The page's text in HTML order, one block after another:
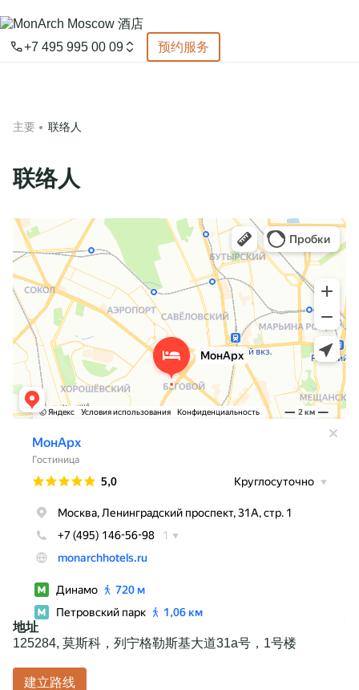
+7 495 995 00 09 预约服务
房间
服务
活动和会议
关于我们
宠物友好
联络人
+7 495 995 00 09
reservations@monarchhotels.ru
社交网络
主要 联络人
联络人
地址
125284, 莫斯科，列宁格勒斯基大道31a号，1号楼
建立路线
接受